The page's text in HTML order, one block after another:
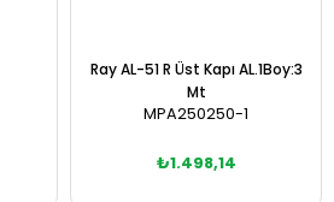
Ray AL-51 R Üst Kapı AL.1Boy:3
Mt
MPA250250-1
₺1.498,14